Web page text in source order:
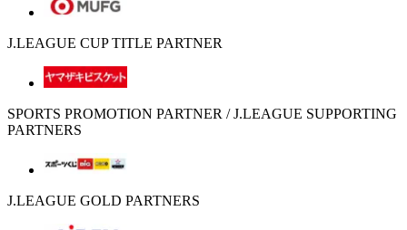
J.LEAGUE CUP TITLE PARTNER
SPORTS PROMOTION PARTNER / J.LEAGUE SUPPORTING
PARTNERS
J.LEAGUE GOLD PARTNERS